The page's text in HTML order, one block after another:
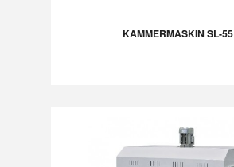
KAMMERMASKIN SL-55